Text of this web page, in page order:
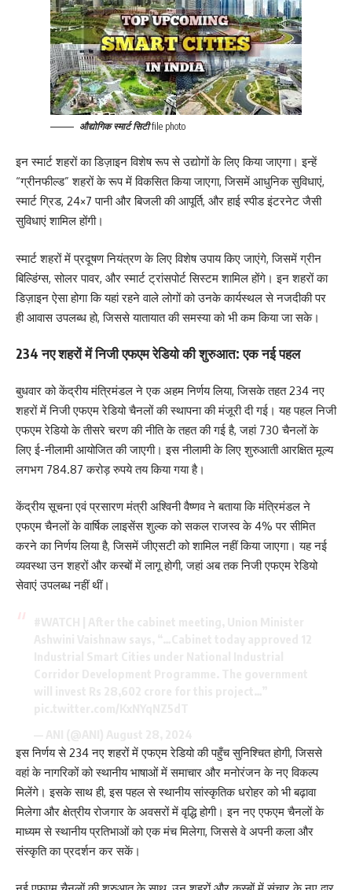
औद्योगिक स्मार्ट सिटीfile photo
इन स्मार्ट शहरों का डिज़ाइन विशेष रूप से उद्योगों के लिए किया जाएगा। इन्हें
“ग्रीनफील्ड” शहरों के रूप में विकसित किया जाएगा, जिसमें आधुनिक सुविधाएं,
स्मार्ट ग्रिड, 24×7 पानी और बिजली की आपूर्ति, और हाई स्पीड इंटरनेट जैसी
सुविधाएं शामिल होंगी।
स्मार्ट शहरों में प्रदूषण नियंत्रण के लिए विशेष उपाय किए जाएंगे, जिसमें ग्रीन
बिल्डिंग्स, सोलर पावर, और स्मार्ट ट्रांसपोर्ट सिस्टम शामिल होंगे। इन शहरों का
डिज़ाइन ऐसा होगा कि यहां रहने वाले लोगों को उनके कार्यस्थल से नजदीकी पर
ही आवास उपलब्ध हो, जिससे यातायात की समस्या को भी कम किया जा सके।
234 नए शहरों में निजी एफएम रेडियो की शुरुआत: एक नई पहल
बुधवार को केंद्रीय मंत्रिमंडल ने एक अहम निर्णय लिया, जिसके तहत 234 नए
शहरों में निजी एफएम रेडियो चैनलों की स्थापना की मंजूरी दी गई। यह पहल निजी
एफएम रेडियो के तीसरे चरण की नीति के तहत की गई है, जहां 730 चैनलों के
लिए ई-नीलामी आयोजित की जाएगी। इस नीलामी के लिए शुरुआती आरक्षित मूल्य
लगभग 784.87 करोड़ रुपये तय किया गया है।
केंद्रीय सूचना एवं प्रसारण मंत्री अश्विनी वैष्णव ने बताया कि मंत्रिमंडल ने
एफएम चैनलों के वार्षिक लाइसेंस शुल्क को सकल राजस्व के 4% पर सीमित
करने का निर्णय लिया है, जिसमें जीएसटी को शामिल नहीं किया जाएगा। यह नई
व्यवस्था उन शहरों और कस्बों में लागू होगी, जहां अब तक निजी एफएम रेडियो
सेवाएं उपलब्ध नहीं थीं।
इस निर्णय से 234 नए शहरों में एफएम रेडियो की पहुँच सुनिश्चित होगी, जिससे
वहां के नागरिकों को स्थानीय भाषाओं में समाचार और मनोरंजन के नए विकल्प
मिलेंगे। इसके साथ ही, इस पहल से स्थानीय सांस्कृतिक धरोहर को भी बढ़ावा
मिलेगा और क्षेत्रीय रोजगार के अवसरों में वृद्धि होगी। इन नए एफएम चैनलों के
माध्यम से स्थानीय प्रतिभाओं को एक मंच मिलेगा, जिससे वे अपनी कला और
संस्कृति का प्रदर्शन कर सकें।